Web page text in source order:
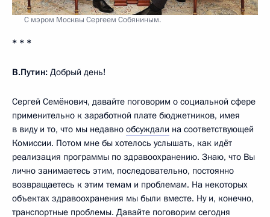
С мэром Москвы Сергеем Собяниным.
* * *
В.Путин: Добрый день!
Сергей Семёнович, давайте поговорим о социальной сфере
применительно к заработной плате бюджетников, имея
в виду и то, что мы недавно обсуждали на соответствующей
Комиссии. Потом мне бы хотелось услышать, как идёт
реализация программы по здравоохранению. Знаю, что Вы
лично занимаетесь этим, последовательно, постоянно
возвращаетесь к этим темам и проблемам. На некоторых
объектах здравоохранения мы были вместе. Ну и, конечно,
транспортные проблемы. Давайте поговорим сегодня